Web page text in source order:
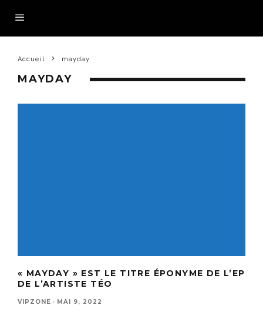
Accueil mayday
MAYDAY
« MAYDAY » EST LE TITRE ÉPONYME DE L’EP
DE L’ARTISTE TÉO
VIPZONE · MAI 9, 2022